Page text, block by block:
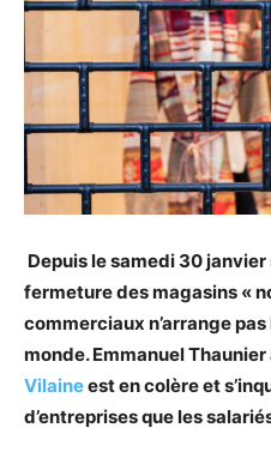
Depuis le samedi 30
fermeture des magasins «
commerciaux n’arrange
monde. Emmanuel Thaunier
Vilaineest en colère et
d’entreprises que les